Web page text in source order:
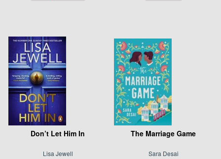
Don’t Let Him In
Lisa Jewell
The Marriage Game
Sara Desai